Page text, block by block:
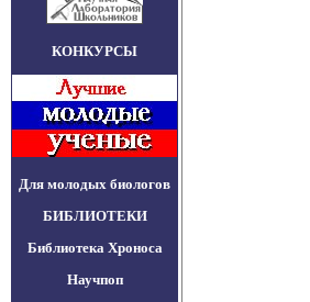
КОНКУРСЫ
Для молодых биологов
БИБЛИОТЕКИ
Библиотека Хроноса
Научпоп